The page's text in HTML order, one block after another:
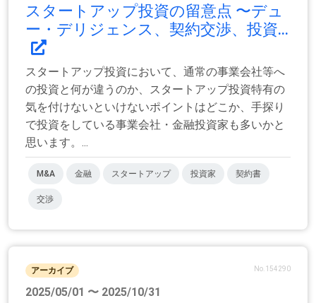
スタートアップ投資の留意点 〜デュ
ー・デリジェンス、契約交渉、投資...
スタートアップ投資において、通常の事業会社等へ
の投資と何が違うのか、スタートアップ投資特有の
気を付けないといけないポイントはどこか、手探り
で投資をしている事業会社・金融投資家も多いかと
思います。...
M&A 金融 スタートアップ 投資家 契約書
交渉
アーカイブ No.154290
2025/05/01 〜 2025/10/31